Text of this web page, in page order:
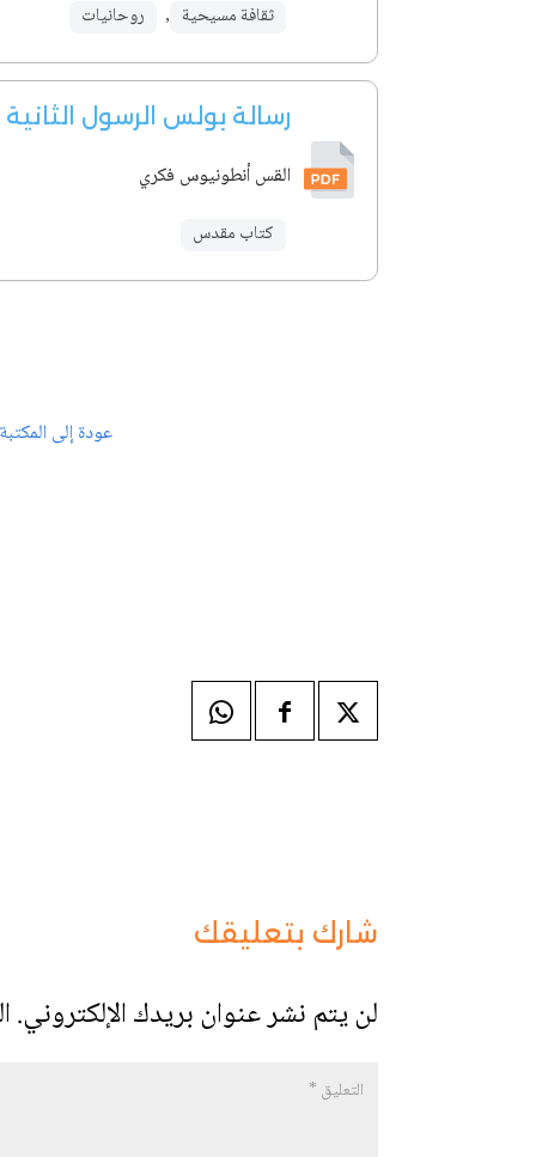
ثقافة مسيحية , روحانيات
رسالة بولس الرسول
القس أنطونيوس فكري
كتاب مقدس
عودة إلى المكتبة
شارك بتعليقك
لن يتم نشر عنوان بريدك الإلكتروني.